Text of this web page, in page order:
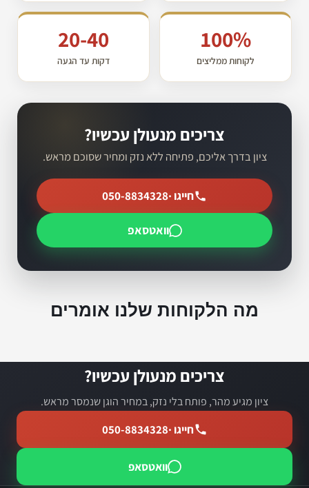
100%
לקוחות ממליצים
20-40
דקות עד הגעה
צריכים מנעולן עכשיו?
ציון בדרך אליכם, פתיחה ללא נזק ומחיר שסוכם מראש.
חייגו ·050-8834328
וואטסאפ
מה הלקוחות שלנו אומרים
צריכים מנעולן עכשיו?
ציון מגיע מהר, פותח בלי נזק, במחיר הוגן שנמסר מראש.
חייגו ·050-8834328
וואטסאפ